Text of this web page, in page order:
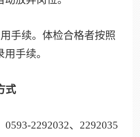
手续。体检合格者按照
手续。
式
0593-2292032、 2292035